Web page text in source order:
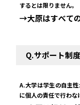
するとは限りません。
→大原はすべて
Q.サポート制
A.大学は学生の自主
に個人の責任で行わな